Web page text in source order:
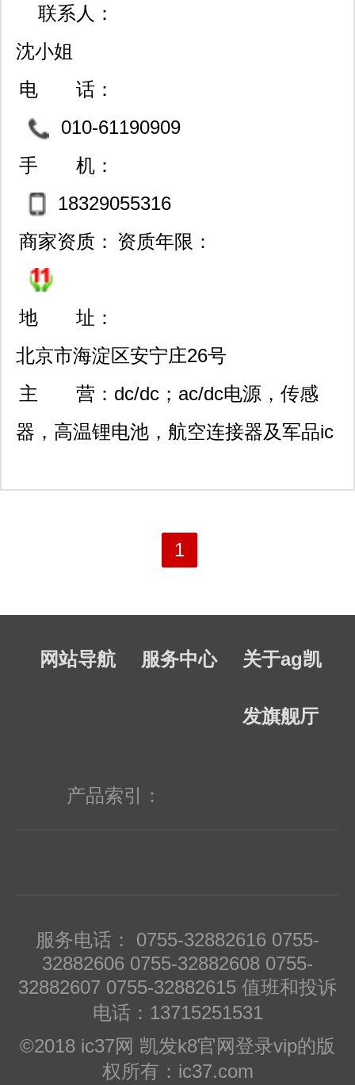
价格为竞争力的经营信念，经过多年的
经验和积累，长时间产品的打磨以及完
善的服务，立足于仪器/仪表/工业自动
化/电气行业。
联系人：
沈小姐
电 话：
010-61190909
手 机：
18329055316
商家资质： 资质年限：
地 址：
北京市海淀区安宁庄26号
悦moma701室
主 营： dc/dc；ac/dc电源，传感
器，高温锂电池，航空连接器及军品ic
aerospace,mutara,cosel,eie电源模块;
engineered power ; 传感器
kulite,kistler,paine,gp:50,omron
digital,mini-circuits
1
网站导航 服务中心 关于ag凯
发旗舰厅
产品索引：
服务电话： 0755-32882616 0755-
32882606 0755-32882608 0755-
32882607 0755-32882615 值班和投诉
电话：13715251531
©2018 ic37网 凯发k8官网登录vip的版
权所有：ic37.com